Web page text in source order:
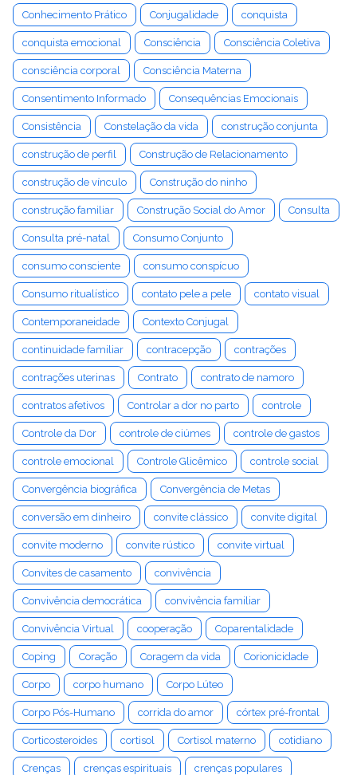
Conhecimento Prático Conjugalidade conquista
conquista emocional Consciência Consciência Coletiva
consciência corporal Consciência Materna
Consentimento Informado Consequências Emocionais
Consistência Constelação da vida construção conjunta
construção de perfil Construção de Relacionamento
construção de vínculo Construção do ninho
construção familiar Construção Social do Amor Consulta
Consulta pré-natal Consumo Conjunto
consumo consciente consumo conspícuo
Consumo ritualístico contato pele a pele contato visual
Contemporaneidade Contexto Conjugal
continuidade familiar contracepção contrações
contrações uterinas Contrato contrato de namoro
contratos afetivos Controlar a dor no parto controle
Controle da Dor controle de ciúmes controle de gastos
controle emocional Controle Glicêmico controle social
Convergência biográfica Convergência de Metas
conversão em dinheiro convite clássico convite digital
convite moderno convite rústico convite virtual
Convites de casamento convivência
Convivência democrática convivência familiar
Convivência Virtual cooperação Coparentalidade
Coping Coração Coragem da vida Corionicidade
Corpo corpo humano Corpo Lúteo
Corpo Pós-Humano corrida do amor córtex pré-frontal
Corticosteroides cortisol Cortisol materno cotidiano
Crenças crenças espirituais crenças populares